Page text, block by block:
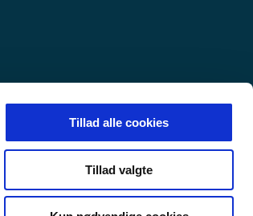
Tillad alle cookies
Tillad valgte